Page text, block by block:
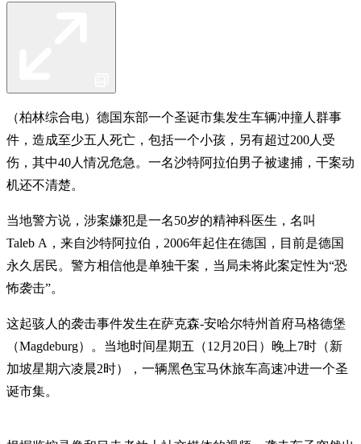
（柏林综合电）德国东部一个圣诞市集发生车辆冲撞人群事
件，造成至少五人死亡，包括一个小孩，另有超过200人受
伤，其中40人情况危急。一名沙特阿拉伯男子被逮捕，干案动
机还不清楚。
当地警方说，涉案嫌犯是一名50岁的精神科医生，名叫
Taleb A，来自沙特阿拉伯，2006年起住在德国，目前是德国
永久居民。警方相信他是单独干案，当局未将此案定性为“恐
怖袭击”。
这起骇人的袭击事件发生在萨克森-安哈尔特州首府马格德堡
（Magdeburg）。当地时间星期五（12月20日）晚上7时（新
加坡星期六凌晨2时），一辆黑色宝马休旅车高速冲进一个圣
诞市集。